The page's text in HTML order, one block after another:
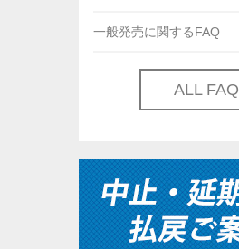
一般発売に関するFAQ
ALL FAQ